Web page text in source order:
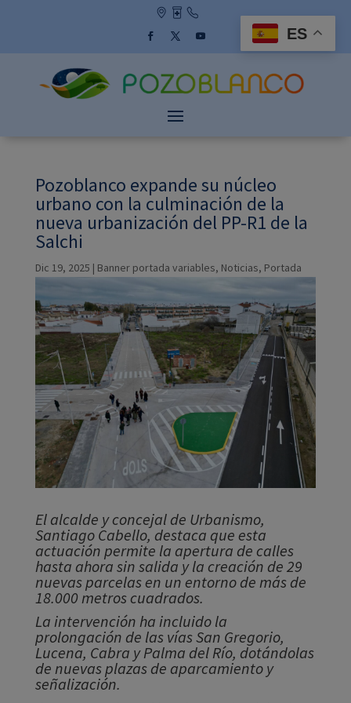
Pozoblanco expande su núcleo
urbano con la culminación de la
nueva urbanización del PP-R1 de la
Salchi
Dic 19, 2025 | Banner portada variables, Noticias, Portada
El alcalde y concejal de Urbanismo,
Santiago Cabello, destaca que esta
actuación permite la apertura de calles
hasta ahora sin salida y la creación de 29
nuevas parcelas en un entorno de más de
18.000 metros cuadrados.
La intervención ha incluido la
prolongación de las vías San Gregorio,
Lucena, Cabra y Palma del Río, dotándolas
de nuevas plazas de aparcamiento y
señalización.
ES